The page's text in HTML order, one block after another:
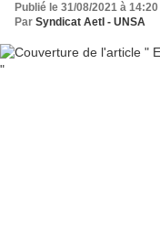
Publié le 31/08/2021 à 14:20
Par Syndicat AetI - UNSA